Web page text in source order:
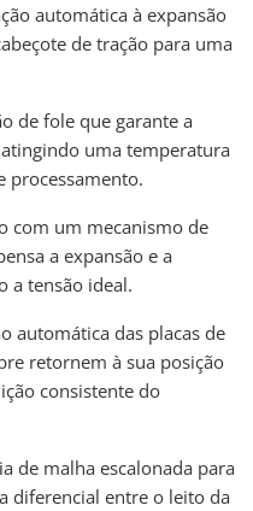
automática à expansão
de tração para uma
de fole que garante a
uma temperatura
processamento.
com um mecanismo de
a expansão e a
a tensão ideal.
automática das placas de
retornem à sua posição
consistente do
de malha escalonada para
diferencial entre o leito da